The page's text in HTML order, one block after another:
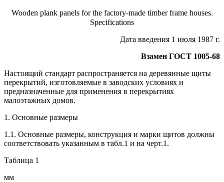
Wooden plank panels for the factory-made timber frame houses.
Specifications
Дата введения 1 июля 1987 г.
Взамен ГОСТ 1005-68
Настоящий стандарт распространяется на деревянные щиты
перекрытий, изготовляемые в заводских условиях и
предназначенные для применения в перекрытиях
малоэтажных домов.
1. Основные размеры
1.1. Основные размеры, конструкция и марки щитов должны
соответствовать указанным в табл.1 и на черт.1.
Таблица 1
мм